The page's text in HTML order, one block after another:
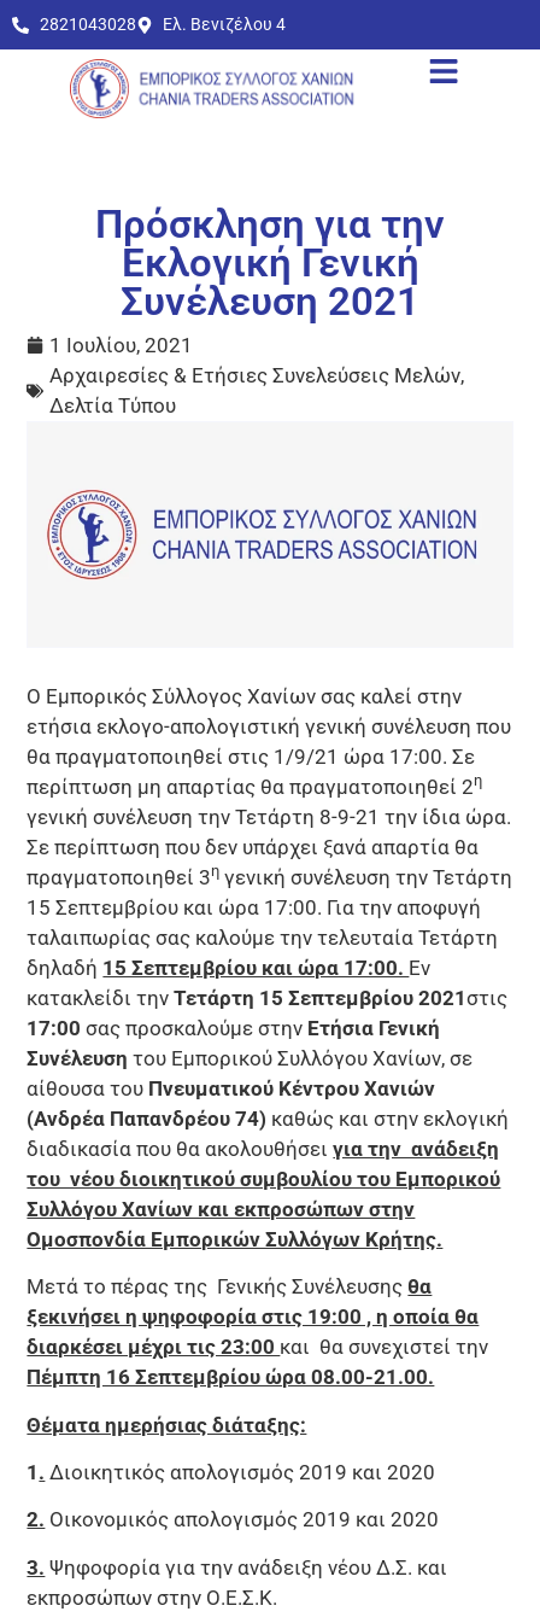
2821043028 Ελ. Βενιζέλου 4
Πρόσκληση για την
Εκλογική Γενική
Συνέλευση 2021
1 Ιουλίου, 2021
Αρχαιρεσίες & Ετήσιες Συνελεύσεις Μελών,
Δελτία Τύπου
Ο Εμπορικός Σύλλογος Χανίων σας καλεί στην
ετήσια εκλογο-απολογιστική γενική συνέλευση που
θα πραγματοποιηθεί στις 1/9/21 ώρα 17:00. Σε
περίπτωση μη απαρτίας θα πραγματοποιηθεί 2η
γενική συνέλευση την Τετάρτη 8-9-21 την ίδια ώρα.
Σε περίπτωση που δεν υπάρχει ξανά απαρτία θα
πραγματοποιηθεί 3η γενική συνέλευση την Τετάρτη
15 Σεπτεμβρίου και ώρα 17:00. Για την αποφυγή
ταλαιπωρίας σας καλούμε την τελευταία Τετάρτη
δηλαδή 15 Σεπτεμβρίου και ώρα 17:00. Εν
κατακλείδι τηνΤετάρτη 15 Σεπτεμβρίου 2021στις
17:00 σας προσκαλούμε στην Ετήσια Γενική
Συνέλευση του Εμπορικού Συλλόγου Χανίων, σε
αίθουσα του Πνευματικού Κέντρου Χανιών
(Ανδρέα Παπανδρέου 74) καθώς και στην εκλογική
διαδικασία που θα ακολουθήσειγια την ανάδειξη
του νέου διοικητικού συμβουλίου του Εμπορικού
Συλλόγου Χανίων και εκπροσώπων στην
Ομοσπονδία Εμπορικών Συλλόγων Κρήτης.
Μετά το πέρας της Γενικής Συνέλευσης θα
ξεκινήσει η ψηφοφορία στις 19:00 , η οποία θα
διαρκέσει μέχρι τις 23:00 και θα συνεχιστεί την
Πέμπτη 16 Σεπτεμβρίου ώρα 08.00-21.00.
Θέματα ημερήσιας διάταξης:
1 . Διοικητικός απολογισμός 2019 και 2020
2. Οικονομικός απολογισμός 2019 και 2020
3. Ψηφοφορία για την ανάδειξη νέου Δ.Σ. και
εκπροσώπων στην Ο.Ε.Σ.Κ.